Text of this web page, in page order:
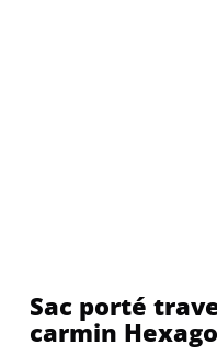
Sac porté travers cuir vachette
carmin